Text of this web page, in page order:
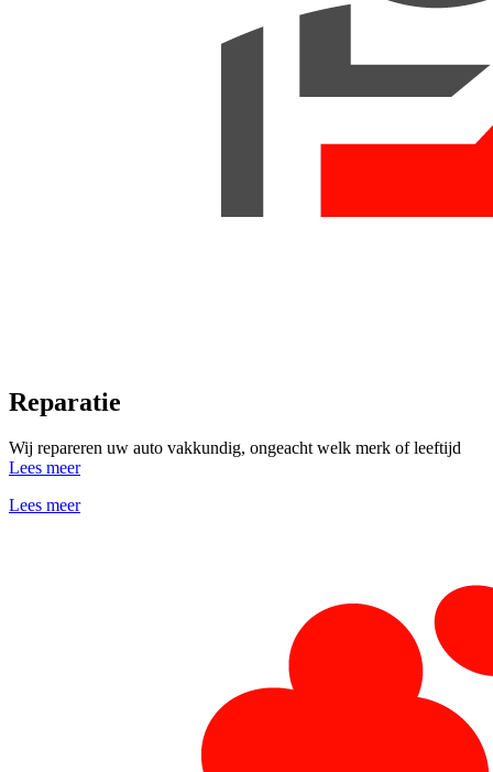
Reparatie
Wij repareren uw auto vakkundig, ongeacht welk merk of leeftijd
Lees meer
Lees meer